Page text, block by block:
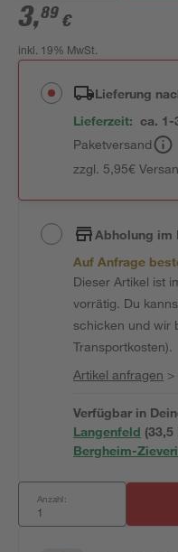
3,89 €
inkl. 19% MwSt.
Lieferung
Lieferzeit: ca. 1-
Paketversand
zzgl. 5,95€
Abholung im
Auf Anfrage
Dieser Artikel ist
vorrätig. Du
schicken und wir
Transportkosten).
Artikel anfragen >
Verfügbar in
Langenfeld (33,5
Bergheim-
Anzahl: